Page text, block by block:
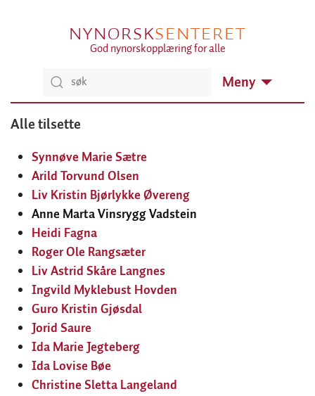
NYNORSKSENTERET
God nynorskopplæring for alle
Meny
Alle tilsette
Synnøve Marie Sætre
Arild Torvund Olsen
Liv Kristin Bjørlykke Øvereng
Anne Marta Vinsrygg Vadstein
Heidi Fagna
Roger Ole Rangsæter
Liv Astrid Skåre Langnes
Ingvild Myklebust Hovden
Guro Kristin Gjøsdal
Jorid Saure
Ida Marie Jegteberg
Ida Lovise Bøe
Christine Sletta Langeland